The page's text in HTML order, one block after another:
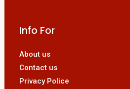
Info For
About us
Contact us
Privacy Police